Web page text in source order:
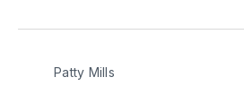
Facebook
LinkedInWhatsApp
Courriel
Patty Mills